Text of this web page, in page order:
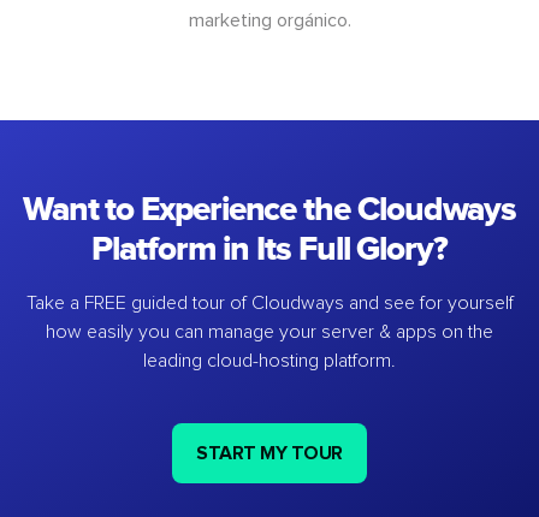
marketing orgánico.
Want to Experience the Cloudways
Platform in Its Full Glory?
Take a FREE guided tour of Cloudways and see for yourself
how easily you can manage your server & apps on the
leading cloud-hosting platform.
START MY TOUR